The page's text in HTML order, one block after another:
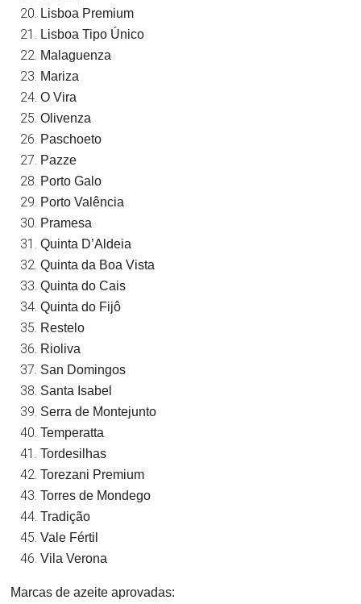
Lisboa Premium
Lisboa Tipo Único
Malaguenza
Mariza
O Vira
Olivenza
Paschoeto
Pazze
Porto Galo
Porto Valência
Pramesa
Quinta D’Aldeia
Quinta da Boa Vista
Quinta do Cais
Quinta do Fijô
Restelo
Rioliva
San Domingos
Santa Isabel
Serra de Montejunto
Temperatta
Tordesilhas
Torezani Premium
Torres de Mondego
Tradição
Vale Fértil
Vila Verona
Marcas de azeite aprovadas: